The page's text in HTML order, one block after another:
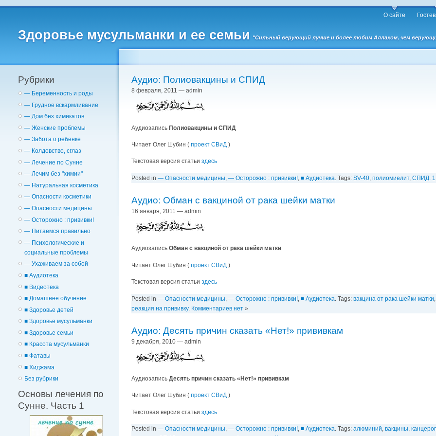
Здоровье мусульманки и ее семьи "Сильный верующий лучше и более любим Аллахом, чем
О сайте
Рубрики
— Беременность и роды
— Грудное вскармливание
— Дом без химикатов
— Женские проблемы
— Забота о ребенке
— Колдовство, сглаз
— Лечение по Сунне
— Лечим без "химии"
— Натуральная косметика
— Опасности косметики
— Опасности медицины
— Осторожно : прививки!
— Питаемся правильно
— Психологические и
cоциальные проблемы
— Ухаживаем за собой
■ Аудиотека
■ Видеотека
■ Домашнее обучение
■ Здоровье детей
■ Здоровье мусульманки
■ Здоровье семьи
■ Красота мусульманки
■ Фатавы
■ Хиджама
Без рубрики
Основы лечения по
Сунне. Часть 1
Аудио: Полиовакцины и СПИД
8 февраля, 2011 — admin
Аудиозапись Полиовакцины и СПИД
Читает Олег Шубин ( проект СВиД )
Текстовая версия статьи здесь
Posted in — Опасности медицины — Осторожно : прививки! ■ Аудиотека . Tags: SV-40 полиомиелит, СПИД
Аудио: Обман с вакциной от рака шейки матки
16 января, 2011 — admin
Аудиозапись Обман с вакциной от рака шейки матки
Читает Олег Шубин ( проект СВиД )
Текстовая версия статьи здесь
Posted in — Опасности медицины — Осторожно : прививки! ■ Аудиотека . Tags: вакцина от рака шейки матки
реакция на прививку. Комментариев нет »
Аудио: Десять причин сказать «Нет!» прививкам
9 декабря, 2010 — admin
Аудиозапись Десять причин сказать «Нет!» прививкам
Читает Олег Шубин ( проект СВиД )
Текстовая версия статьи здесь
Posted in — Опасности медицины, — Осторожно : прививки!, ■ Аудиотека. Tags: алюминий, вакцины,